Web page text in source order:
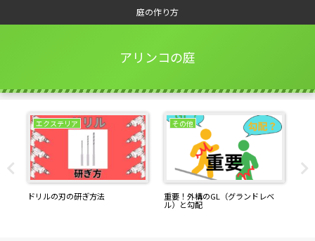
庭の作り方
アリンコの庭
エクステリア
ドリルの刃の研ぎ方法
その他
重要！外構のGL（グランドレベ
ル）と勾配